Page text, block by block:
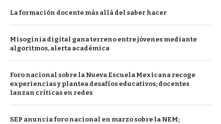
La formación docente más allá del saber hacer
Misoginia digital gana terreno entre jóvenes mediante
algoritmos, alerta académica
Foro nacional sobre la Nueva Escuela Mexicana recoge
experiencias y plantea desafíos educativos; docentes
lanzan críticas en redes
SEP anuncia foro nacional en marzo sobre la NEM;